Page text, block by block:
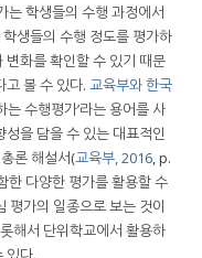
는 학생들의 수행 과정에서
생들의 수행 정도를 평가하
화를 확인할 수 있기 때문
고 볼 수 있다. 교육부와 한국
는 수행평가’라는 용어를 사
을 담을 수 있는 대표적인
론 해설서(교육부, 2016, p.
한 다양한 평가를 활용할 수
평가의 일종으로 보는 것이
해서 단위학교에서 활용하